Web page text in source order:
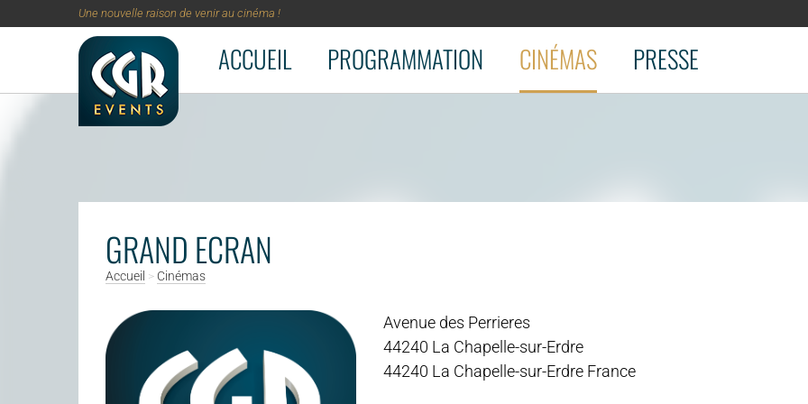
Aller au contenu principal
Une nouvelle raison de venir au cinéma !
ACCUEIL PROGRAMMATION CINÉMAS PRESSE
GRAND ECRAN
Accueil > Cinémas
Avenue des Perrieres
44240 La Chapelle-sur-Erdre
44240 La Chapelle-sur-Erdre France